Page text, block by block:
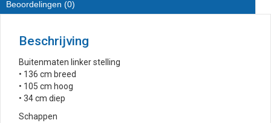
aantal
Beoordelingen (0)
Beschrijving
Buitenmaten linker stelling
• 136 cm breed
• 105 cm hoog
• 34 cm diep
Schappen